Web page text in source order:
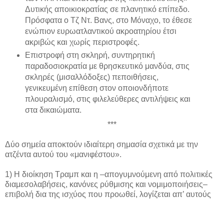
Δυτικής αποικιοκρατίας σε πλανητικό επίπεδο.
Πρόσφατα ο Τζ Ντ. Βανς, στο Μόναχο, το έθεσε
ενώπιον ευρωατλαντικού ακροατηρίου έτσι
ακριβώς και χωρίς περιστροφές.
Επιστροφή στη σκληρή, συντηρητική
παραδοσιοκρατία με θρησκευτικό μανδύα, στις
σκληρές (μισαλλόδοξες) πεποιθήσεις,
γενικευμένη επίθεση στον οποιονδήποτε
πλουραλισμό, στις φιλελεύθερες αντιλήψεις και
στα δικαιώματα.
***
Δύο σημεία αποκτούν ιδιαίτερη σημασία σχετικά με την
ατζέντα αυτού του «μανιφέστου».
1) Η διοίκηση Τραμπ και η –απογυμνούμενη από πολιτικές
διαμεσολαβήσεις, κανόνες ρύθμισης και νομιμοποιήσεις–
επιβολή δια της ισχύος που προωθεί, λογίζεται απ’ αυτούς